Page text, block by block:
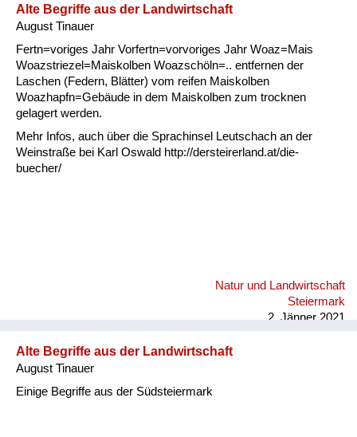
Natur und Landwirtschaft
Fluchen und Reden
Mensch, Tier und Alltag
Schmankerln und
Alte Begriffe aus der Landwirtschaft
August Tinauer
Fertn=voriges Jahr Vorfertn=vorvoriges Jahr Woaz=Mais
Woazstriezel=Maiskolben Woazschöln=.. entfernen der
Laschen (Federn, Blätter) vom reifen Maiskolben
Woazhapfn=Gebäude in dem Maiskolben zum trocknen
gelagert werden.
Mehr Infos, auch über die Sprachinsel Leutschach an der
Weinstraße bei Karl Oswald http://dersteirerland.at/die-
buecher/
Natur und Landwirtschaft
Steiermark
2. Jänner 2021
Alte Begriffe aus der Landwirtschaft
August Tinauer
Einige Begriffe aus der Südsteiermark